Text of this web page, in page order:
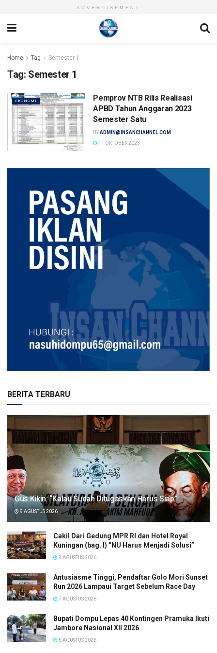
ADVERTISEMENT
Home Tag Semester 1
Tag: Semester 1
EKONOMI
Pemprov NTB Rilis Realisasi
APBD Tahun Anggaran 2023
Semester Satu
BYADMIN@INSANCHANNEL.COM
11 OKTOBER 2023
BERITA TERBARU
Gus Kikin: “Kalau Sudah Ditugaskan Harus Siap”
9 AGUSTUS 2026
Cakil Dari Gedung MPR RI dan Hotel Royal
Kuningan (bag. I) “NU Harus Menjadi Solusi”
9 AGUSTUS 2026
Antusiasme Tinggi, Pendaftar Golo Mori Sunset
Run 2026 Lampaui Target Sebelum Race Day
7 AGUSTUS 2026
Bupati Dompu Lepas 40 Kontingen Pramuka Ikuti
Jambore Nasional XII 2026
5 AGUSTUS 2026